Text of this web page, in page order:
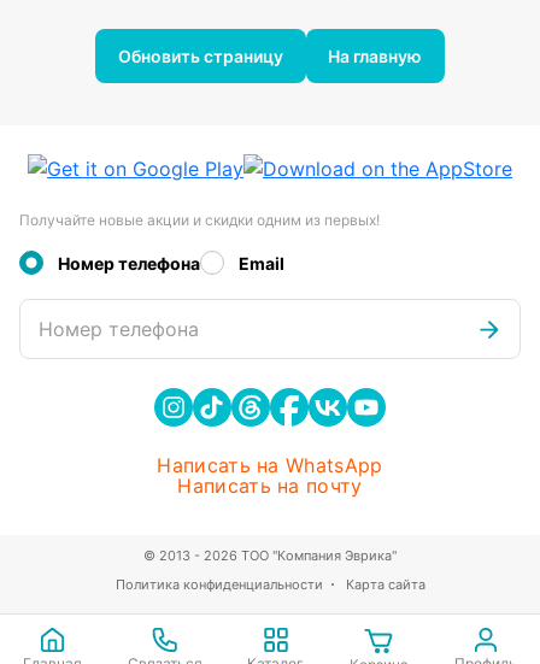
Обновить страницу На главную
Получайте новые акции и скидки одним из первых!
Номер телефона Email
Номер телефона
Написать на WhatsApp
Написать на почту
Политика конфиденциальности Карта сайта
© 2013 - 2026 ТОО "Компания Эврика"